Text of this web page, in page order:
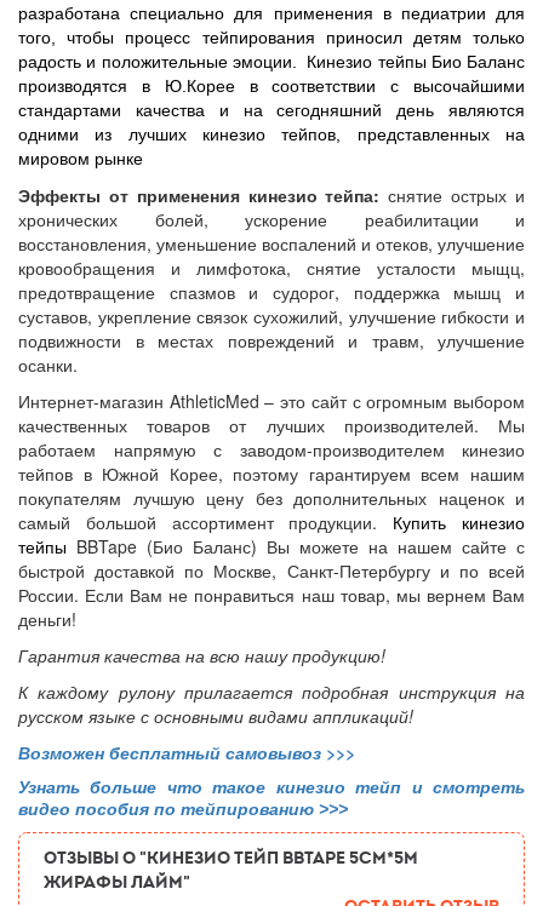
разработана специально для применения в педиатрии для
того, чтобы процесс тейпирования приносил детям только
радость и положительные эмоции.
Кинезио тейпы Био Баланс
производятся в Ю.Корее в соответствии с высочайшими
стандартами качества и на сегодняшний день являются
одними из лучших кинезио тейпов, представленных на
мировом рынке
Эффекты от применения кинезио тейпа: снятие острых и
хронических болей, ускорение реабилитации и
восстановления, уменьшение воспалений и отеков, улучшение
кровообращения и лимфотока, снятие усталости мыщц,
предотвращение спазмов и судорог, поддержка мышц и
суставов, укрепление связок сухожилий, улучшение гибкости и
подвижности в местах повреждений и травм, улучшение
осанки.
Интернет-магазин AthleticMed – это сайт с огромным выбором
качественных товаров от лучших производителей. Мы
работаем напрямую с заводом-производителем кинезио
тейпов в Южной Корее, поэтому гарантируем всем нашим
покупателям лучшую цену без дополнительных наценок и
самый большой ассортимент продукции. Купить кинезио
тейпы BBTape (Био Баланс) Вы можете на нашем сайте с
быстрой доставкой по Москве, Санкт-Петербургу и по всей
России. Если Вам не понравиться наш товар, мы вернем Вам
деньги!
Гарантия качества на всю нашу продукцию!
К каждому рулону прилагается подробная инструкция на
русском языке с основными видами аппликаций!
Возможен бесплатный самовывоз >>>
Узнать больше что такое кинезио тейп и смотреть
видео пособия по тейпированию >>>
ОТЗЫВЫ О "Кинезио тейп BBTape 5см*5м
жирафы лайм"